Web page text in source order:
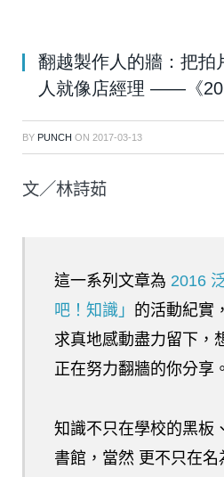
翻越製作人的牆：把拍
人就像店經理 ——《
BY PUNCH ON 2017-03-13
文／林詩茹
這一系列文章為 2016
吧！知識」 的活動紀實
求真地感動盡力留下，
正在努力翻牆的你分享。
知識不只在學校的黑板
書館，當然 更不只在名